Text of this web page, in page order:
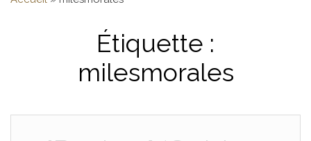
Étiquette :
milesmorales